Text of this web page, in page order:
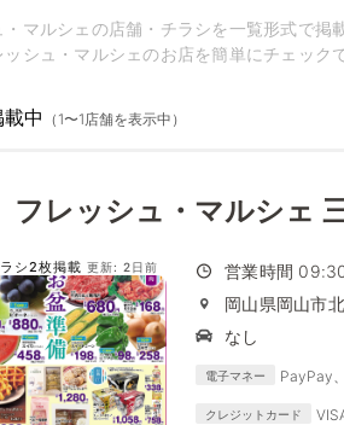
・マルシェの店舗・チラシを一覧形式で掲
ッシュ・マルシェのお店を簡単にチェック
中 （1〜1店舗を表示中）
フレッシュ・マルシェ
シ2枚掲載 更新: 2日前
営業時間
岡山県岡山市
なし
電子マネー
PayPay
クレジットカード